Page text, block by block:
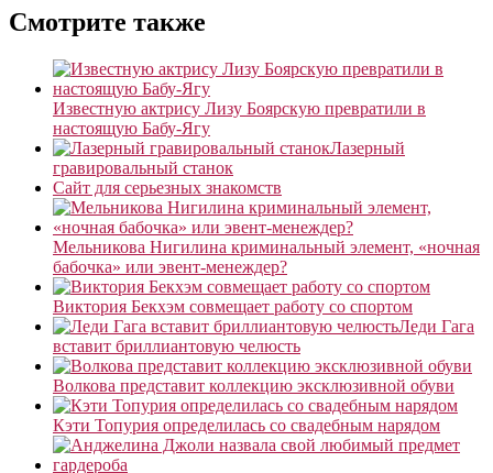
Смотрите также
Известную актрису Лизу Боярскую превратили в
настоящую Бабу-Ягу
Лазерный
гравировальный станок
Сайт для серьезных знакомств
Мельникова Нигилина криминальный элемент, «ночная
бабочка» или эвент-менеждер?
Виктория Бекхэм совмещает работу со спортом
Леди Гага
вставит бриллиантовую челюсть
Волкова представит коллекцию эксклюзивной обуви
Кэти Топурия определилась со свадебным нарядом